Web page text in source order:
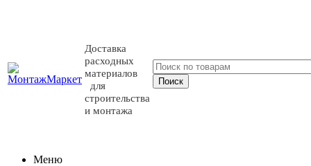
Доставка
расходных
материалов
для
строительства
и монтажа
Меню